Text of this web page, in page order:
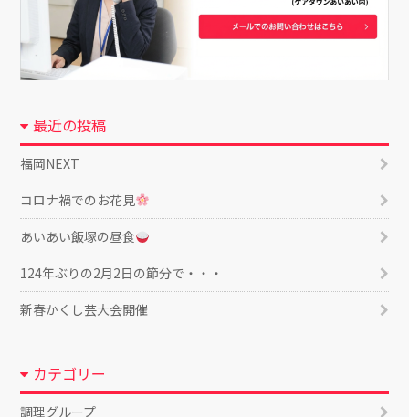
最近の投稿
福岡NEXT
コロナ禍でのお花見
あいあい飯塚の昼食
124年ぶりの2月2日の節分で・・・
新春かくし芸大会開催
カテゴリー
調理グループ